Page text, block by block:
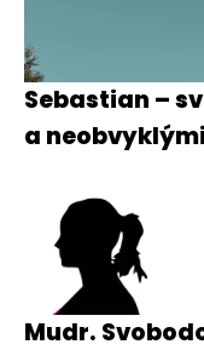
Sebastian –
a
Mudr.